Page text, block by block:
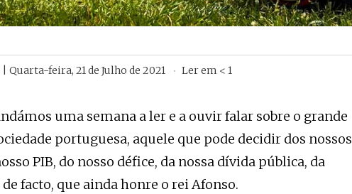
| Quarta-feira, 21 de Julho de 2021 Ler em < 1
uma semana a ler e a ouvir falar sobre o grande
portuguesa, aquele que pode decidir dos nossos
PIB, do nosso défice, da nossa dívida pública, da
facto, que ainda honre o rei Afonso.